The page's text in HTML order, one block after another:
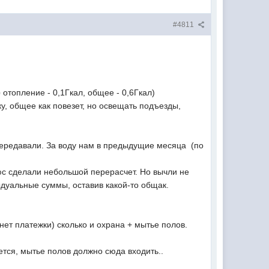
#4811
- 0,1Гкал, общее - 0,6Гкал)
общее как повезет, но освещать подъезды,
За воду нам в предыдущие месяца (по
небольшой перерасчет. Но вычли не
суммы, оставив какой-то общак.
платежки) сколько и охрана + мытье полов.
мытье полов должно сюда входить..